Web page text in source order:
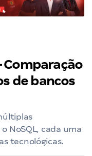
Comparação
de bancos
NoSQL, cada uma
tecnológicas.